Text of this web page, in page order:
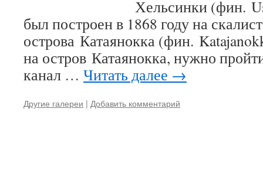
Хельсинки (фин.
был построен в 1868 году на
острова Катаянокка (фин.
на остров Катаянокка, нужно
канал … Читать далее →
Другие галереи | Добавить комментарий